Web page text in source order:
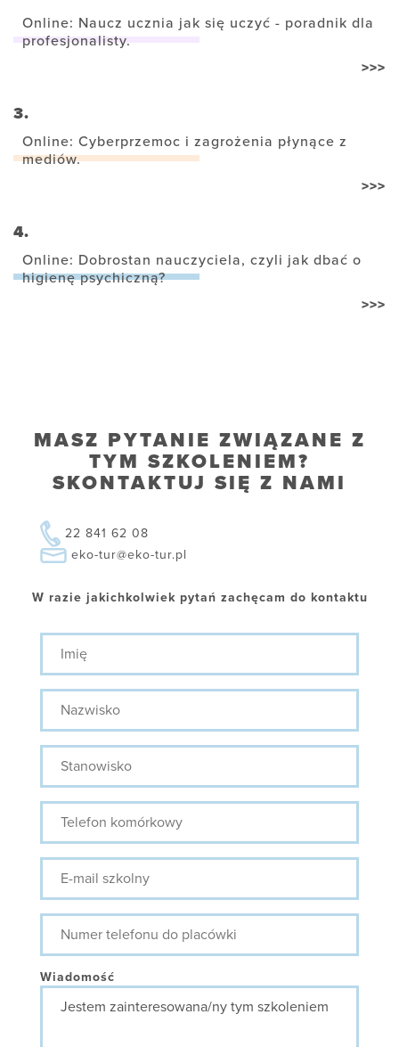
Online: Naucz ucznia jak się uczyć - poradnik dla
profesjonalisty.
>>>
3.
Online: Cyberprzemoc i zagrożenia płynące z
mediów.
>>>
4.
Online: Dobrostan nauczyciela, czyli jak dbać o
higienę psychiczną?
>>>
MASZ PYTANIE ZWIĄZANE Z
TYM SZKOLENIEM?
SKONTAKTUJ SIĘ Z NAMI
22 841 62 08
eko-tur@eko-tur.pl
W razie jakichkolwiek pytań zachęcam do kontaktu
Imię
Nazwisko
Stanowisko
Telefon
komórkowy
E-
mail
szkolny
Numer
telefonu
do
Wiadomość